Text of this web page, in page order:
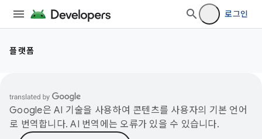
로그인
플랫폼
Google은 AI 기술을 사용하여 콘텐츠를 사용자의 기본 언어
로 번역합니다. AI 번역에는 오류가 있을 수 있습니다.